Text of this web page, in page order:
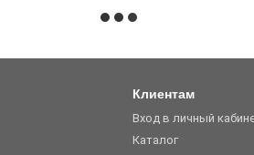
Клиентам
Вход в личный
Каталог